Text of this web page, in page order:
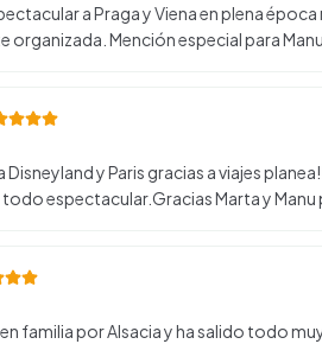
a Praga y Viena en plena
organizada. Mención especial para
y Paris gracias a viajes
espectacular.Gracias Marta y
familia por Alsacia y ha salido todo